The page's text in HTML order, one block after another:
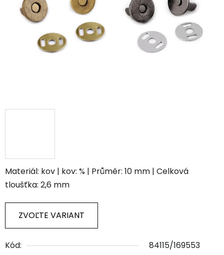
Materiál: kov | kov: % | Průměr: 10 mm | Celková
tloušťka: 2,6 mm
ZVOĽTE VARIANT
Kód: 84115/169553
hviezdičiek.